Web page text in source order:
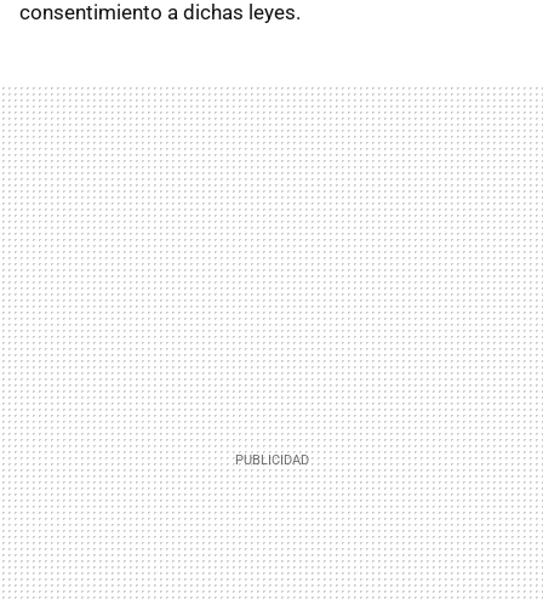
consentimiento a dichas leyes.